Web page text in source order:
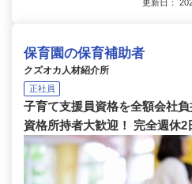
更新日：
保育園の保育補助者
クズオカ人材紹介所
正社員
子育て支援員資格を全額会社
資格所持者大歓迎！ 完全週休2